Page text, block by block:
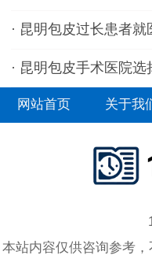
· 昆明包皮过长患者
· 昆明包皮手术医院
网站首页 关于我
本站内容仅供咨询参考